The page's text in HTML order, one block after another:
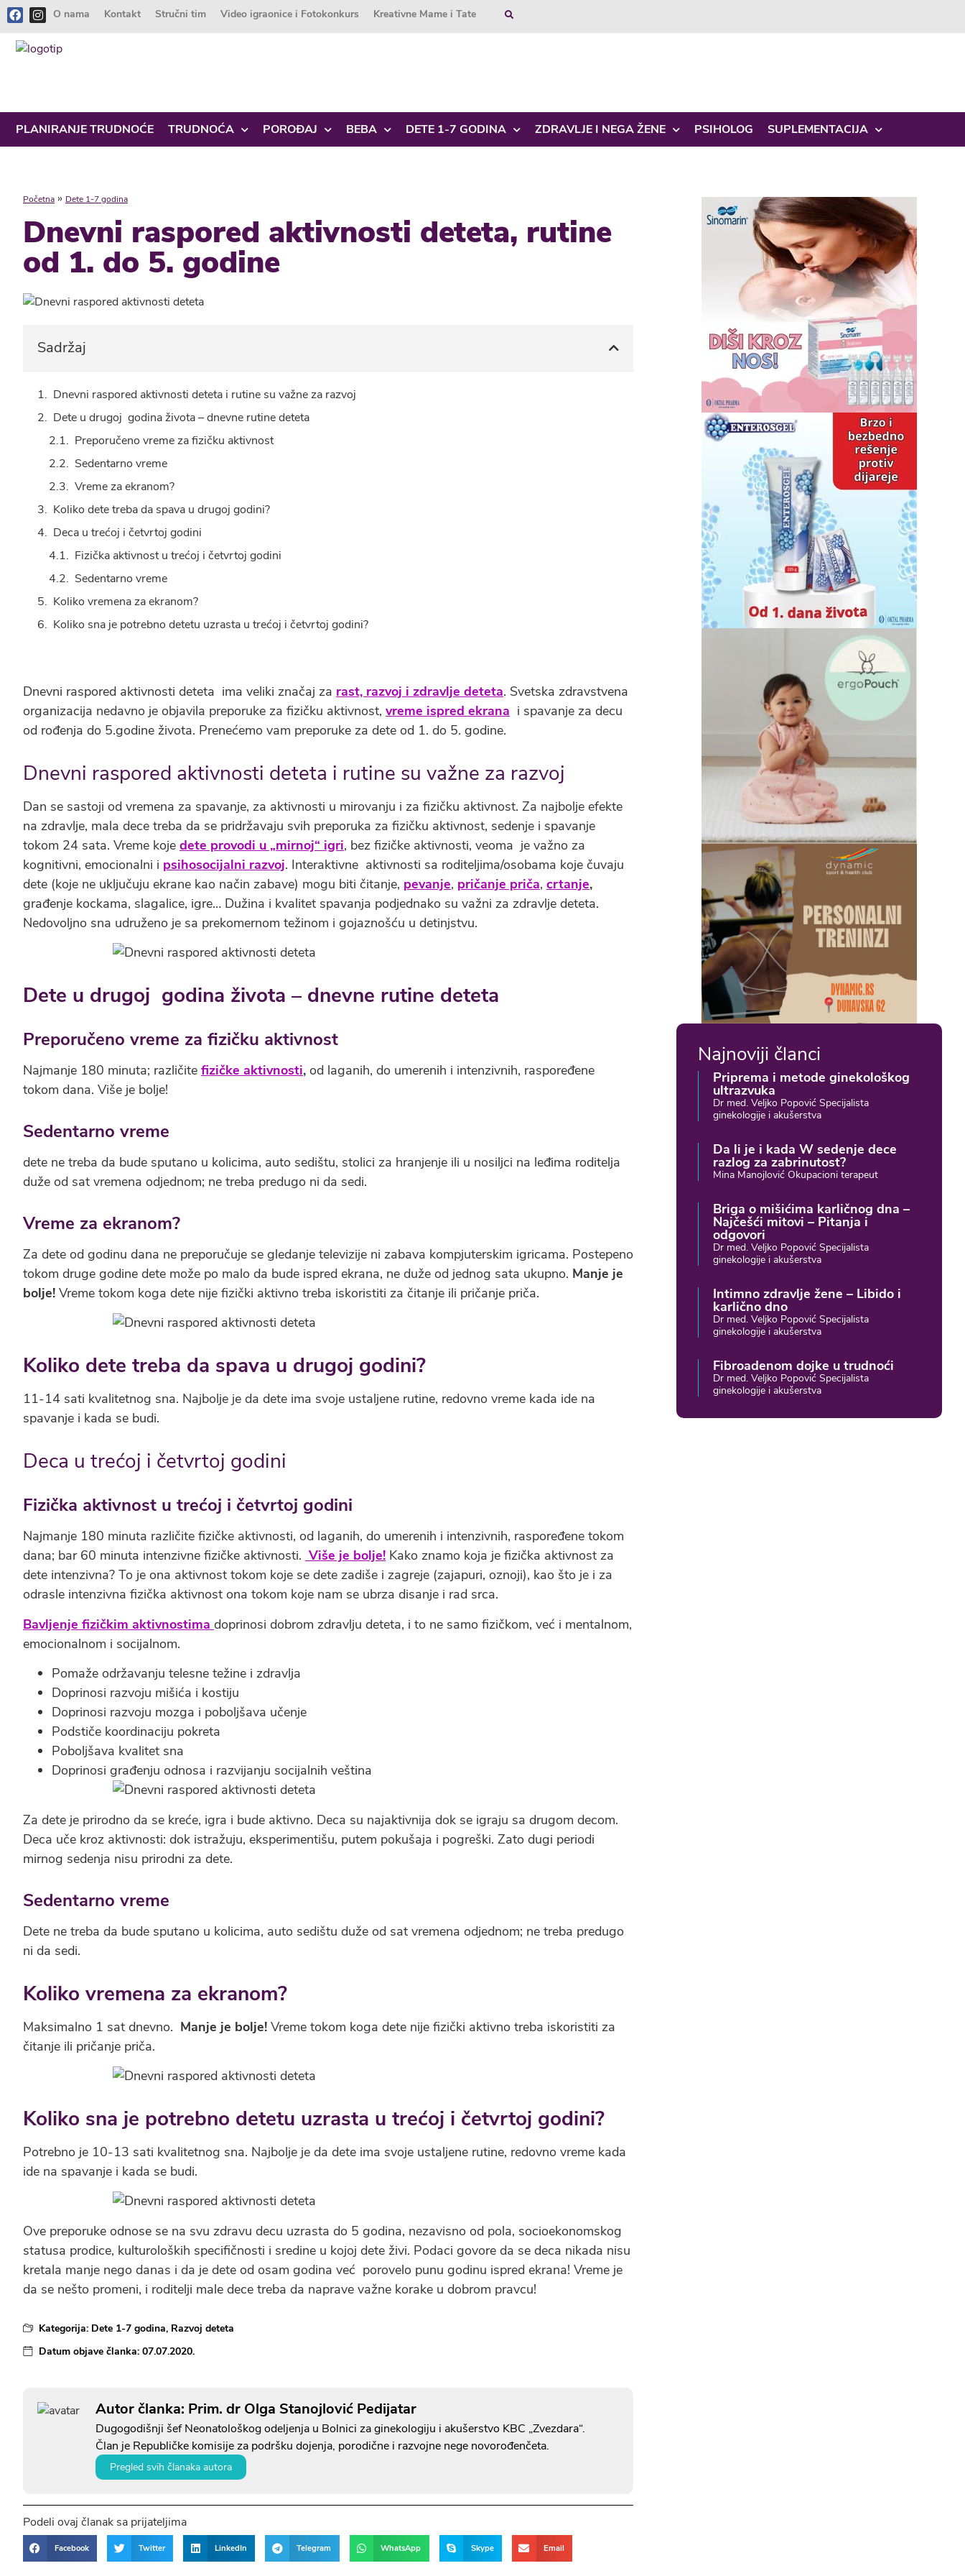
O nama Kontakt Stručni tim Video igraonice i Fotokonkurs Kreativne Mame i Tate
PLANIRANJE TRUDNOĆE TRUDNOĆA POROĐAJ BEBA DETE 1-7 GODINA ZDRAVLJE I NEGA ŽENE PSIHOLOG SUPLEMENTACIJA
Početna » Dete 1-7 godina
Dnevni raspored aktivnosti deteta, rutine
od 1. do 5. godine
Sadržaj
Dnevni raspored aktivnosti deteta i rutine su važne za razvoj
Dete u drugoj godina života – dnevne rutine deteta
Preporučeno vreme za fizičku aktivnost
Sedentarno vreme
Vreme za ekranom?
Koliko dete treba da spava u drugoj godini?
Deca u trećoj i četvrtoj godini
Fizička aktivnost u trećoj i četvrtoj godini
Sedentarno vreme
Koliko vremena za ekranom?
Koliko sna je potrebno detetu uzrasta u trećoj i četvrtoj godini?
Dnevni raspored aktivnosti deteta ima veliki značaj za rast, razvoj i zdravlje deteta. Svetska zdravstvena
organizacija nedavno je objavila preporuke za fizičku aktivnost, vreme ispred ekrana i spavanje za decu
od rođenja do 5.godine života. Prenećemo vam preporuke za dete od 1. do 5. godine.
Dnevni raspored aktivnosti deteta i rutine su važne za razvoj
Dan se sastoji od vremena za spavanje, za aktivnosti u mirovanju i za fizičku aktivnost. Za najbolje efekte
na zdravlje, mala dece treba da se pridržavaju svih preporuka za fizičku aktivnost, sedenje i spavanje
tokom 24 sata. Vreme koje dete provodi u „mirnoj“ igri, bez fizičke aktivnosti, veoma je važno za
kognitivni, emocionalni i psihosocijalni razvoj. Interaktivne aktivnosti sa roditeljima/osobama koje čuvaju
dete (koje ne uključuju ekrane kao način zabave) mogu biti čitanje, pevanje, pričanje priča, crtanje,
građenje kockama, slagalice, igre… Dužina i kvalitet spavanja podjednako su važni za zdravlje deteta.
Nedovoljno sna udruženo je sa prekomernom težinom i gojaznošću u detinjstvu.
Dete u drugoj godina života – dnevne rutine deteta
Preporučeno vreme za fizičku aktivnost
Najmanje 180 minuta; različite fizičke aktivnosti, od laganih, do umerenih i intenzivnih, raspoređene
tokom dana. Više je bolje!
Sedentarno vreme
dete ne treba da bude sputano u kolicima, auto sedištu, stolici za hranjenje ili u nosiljci na leđima roditelja
duže od sat vremena odjednom; ne treba predugo ni da sedi.
Vreme za ekranom?
Za dete od godinu dana ne preporučuje se gledanje televizije ni zabava kompjuterskim igricama. Postepeno
tokom druge godine dete može po malo da bude ispred ekrana, ne duže od jednog sata ukupno. Manje je
bolje! Vreme tokom koga dete nije fizički aktivno treba iskoristiti za čitanje ili pričanje priča.
Koliko dete treba da spava u drugoj godini?
11-14 sati kvalitetnog sna. Najbolje je da dete ima svoje ustaljene rutine, redovno vreme kada ide na
spavanje i kada se budi.
Deca u trećoj i četvrtoj godini
Fizička aktivnost u trećoj i četvrtoj godini
Najmanje 180 minuta različite fizičke aktivnosti, od laganih, do umerenih i intenzivnih, raspoređene tokom
dana; bar 60 minuta intenzivne fizičke aktivnosti. Više je bolje! Kako znamo koja je fizička aktivnost za
dete intenzivna? To je ona aktivnost tokom koje se dete zadiše i zagreje (zajapuri, oznoji), kao što je i za
odrasle intenzivna fizička aktivnost ona tokom koje nam se ubrza disanje i rad srca.
Bavljenje fizičkim aktivnostima doprinosi dobrom zdravlju deteta, i to ne samo fizičkom, već i mentalnom,
emocionalnom i socijalnom.
Pomaže održavanju telesne težine i zdravlja
Doprinosi razvoju mišića i kostiju
Doprinosi razvoju mozga i poboljšava učenje
Podstiče koordinaciju pokreta
Poboljšava kvalitet sna
Doprinosi građenju odnosa i razvijanju socijalnih veština
Za dete je prirodno da se kreće, igra i bude aktivno. Deca su najaktivnija dok se igraju sa drugom decom.
Deca uče kroz aktivnosti: dok istražuju, eksperimentišu, putem pokušaja i pogreški. Zato dugi periodi
mirnog sedenja nisu prirodni za dete.
Sedentarno vreme
Dete ne treba da bude sputano u kolicima, auto sedištu duže od sat vremena odjednom; ne treba predugo
ni da sedi.
Koliko vremena za ekranom?
Maksimalno 1 sat dnevno. Manje je bolje! Vreme tokom koga dete nije fizički aktivno treba iskoristiti za
čitanje ili pričanje priča.
Koliko sna je potrebno detetu uzrasta u trećoj i četvrtoj godini?
Potrebno je 10-13 sati kvalitetnog sna. Najbolje je da dete ima svoje ustaljene rutine, redovno vreme kada
ide na spavanje i kada se budi.
Ove preporuke odnose se na svu zdravu decu uzrasta do 5 godina, nezavisno od pola, socioekonomskog
statusa prodice, kulturoloških specifičnosti i sredine u kojoj dete živi. Podaci govore da se deca nikada nisu
kretala manje nego danas i da je dete od osam godina već porovelo punu godinu ispred ekrana! Vreme je
da se nešto promeni, i roditelji male dece treba da naprave važne korake u dobrom pravcu!
Kategorija: Dete 1-7 godina, Razvoj deteta
Datum objave članka: 07.07.2020.
Autor članka: Prim. dr Olga Stanojlović Pedijatar
Dugogodišnji šef Neonatološkog odeljenja u Bolnici za ginekologiju i akušerstvo KBC „Zvezdara“.
Član je Republičke komisije za podršku dojenja, porodične i razvojne nege novorođenčeta.
Pregled svih članaka autora
Podeli ovaj članak sa prijateljima
Facebook Twitter LinkedIn Telegram WhatsApp Skype Email
Najnoviji članci
Priprema i metode ginekološkog
ultrazvuka
Dr med. Veljko Popović Specijalista
ginekologije i akušerstva
Da li je i kada W sedenje dece
razlog za zabrinutost?
Mina Manojlović Okupacioni terapeut
Briga o mišićima karličnog dna –
Najčešći mitovi – Pitanja i
odgovori
Dr med. Veljko Popović Specijalista
ginekologije i akušerstva
Intimno zdravlje žene – Libido i
karlično dno
Dr med. Veljko Popović Specijalista
ginekologije i akušerstva
Fibroadenom dojke u trudnoći
Dr med. Veljko Popović Specijalista
ginekologije i akušerstva